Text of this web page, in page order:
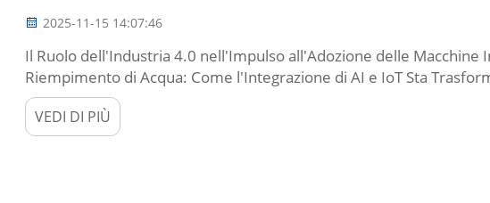
2025-11-15 14:07:46
Il Ruolo dell'Industria 4.0 nell'Impulso all'Adozione delle Macchine
Riempimento di Acqua: Come l'Integrazione di AI e IoT Sta
Tradizionali delle Macchine per il Riempimento di Acqua. La quarta
cambiando il modo in cui funzionano le macchine per il
VEDI DI PIÙ